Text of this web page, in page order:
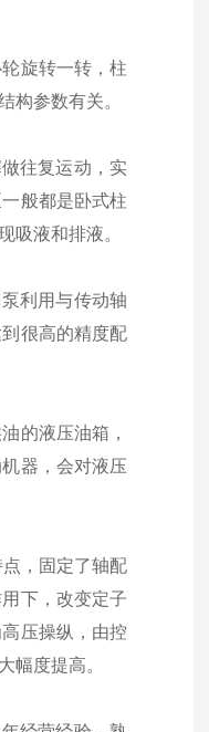
旋转一转，柱
构参数有关。
往复运动，实
般都是卧式柱
吸液和排液。
利用与传动轴
很高的精度配
的液压油箱，
器，会对液压
，固定了轴配
下，改变定子
压操纵，由控
幅度提高。